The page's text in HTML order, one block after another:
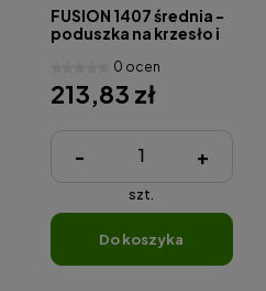
FUSION 1407 średnia -
poduszka na krzesło i
0 ocen
213,83 zł
- +
szt.
do koszyka